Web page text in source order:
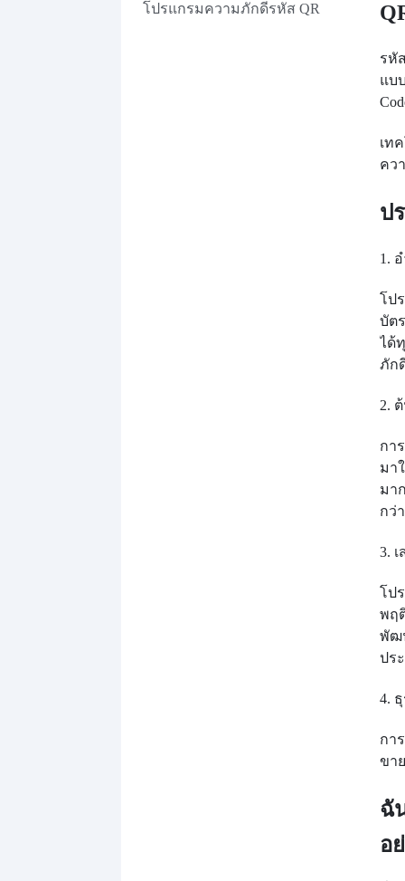
โปรแกรมความภักดีรหัส QR
รหั
แบ
เท
คว
ป
1.
โป
บัต
ได้
ภัก
2.
กา
มา
มา
กว่
3.
โป
พฤ
พัฒ
ปร
4.
กา
ขา
ฉั
อ